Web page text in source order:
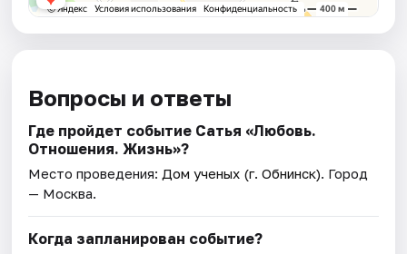
Вопросы и ответы
Где пройдет событие Сатья «Любовь.
Отношения. Жизнь»?
Место проведения: Дом ученых (г. Обнинск). Город
— Москва.
Когда запланирован событие?